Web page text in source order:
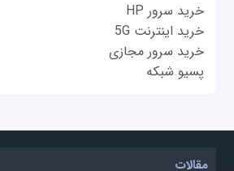
خرید سرور HP
خرید اینترنت 5G
خرید سرور مجازی
پسیو شبکه
مقالات